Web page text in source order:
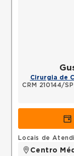
Cirurgia de
CRM 210144/SP
Locais de
Centro